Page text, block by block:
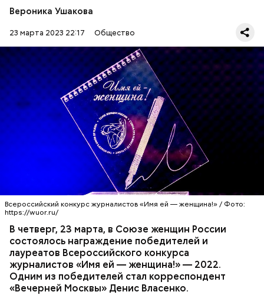
Вероника Ушакова
23 марта 2023 22:17 Общество
Всероссийский конкурс журналистов «Имя ей — женщина!» / Фото:
https://wuor.ru/
В четверг, 23 марта, в Союзе женщин России
состоялось награждение победителей и
лауреатов Всероссийского конкурса
журналистов «Имя ей — женщина!» — 2022.
Одним из победителей стал корреспондент
«Вечерней Москвы» Денис Власенко.
— Бояться шаровых молний не надо, важно
сохранять спокойствие. Обычная молния — это
серьезно, особенно если находитесь в воде, около
высоких зданий и предметов, около деревьев, —
отметил ученый.
молний не редкость и в Москве.